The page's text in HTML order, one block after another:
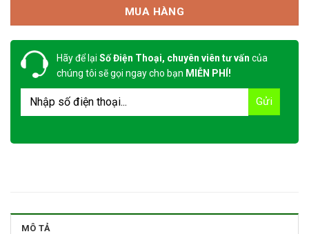
MUA HÀNG
Hãy để lại Số Điện Thoại, chuyên viên tư vấn của
chúng tôi sẽ gọi ngay cho bạn MIỄN PHÍ!
MÔ TẢ